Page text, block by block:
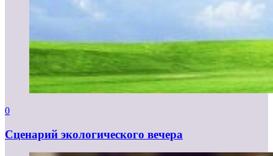
0
Сценарий экологического вечера